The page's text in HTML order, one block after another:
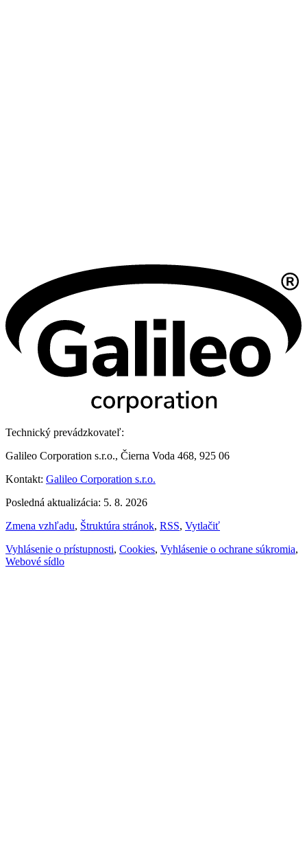
Technický prevádzkovateľ:
Galileo Corporation s.r.o., Čierna Voda 468, 925 06
Kontakt: Galileo Corporation s.r.o.
Posledná aktualizácia: 5. 8. 2026
Zmena vzhľadu, Štruktúra stránok, RSS, Vytlačiť
Vyhlásenie o prístupnosti, Cookies, Vyhlásenie o ochrane súkromia,
Webové sídlo